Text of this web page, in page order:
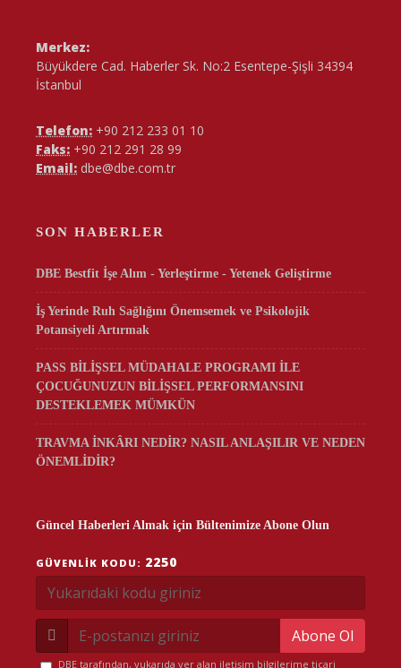
Merkez:
Büyükdere Cad. Haberler Sk. No:2 Esentepe-Şişli 34394
İstanbul
Telefon: +90 212 233 01 10
Faks: +90 212 291 28 99
Email: dbe@dbe.com.tr
SON HABERLER
DBE Bestfit İşe Alım - Yerleştirme - Yetenek Geliştirme
İş Yerinde Ruh Sağlığını Önemsemek ve Psikolojik
Potansiyeli Artırmak
PASS BİLİŞSEL MÜDAHALE PROGRAMI İLE
ÇOCUĞUNUZUN BİLİŞSEL PERFORMANSINI
DESTEKLEMEK MÜMKÜN
TRAVMA İNKÂRI NEDİR? NASIL ANLAŞILIR VE NEDEN
ÖNEMLİDİR?
Güncel Haberleri Almak için Bültenimize Abone Olun
GÜVENLIK KODU: 2250
Abone Ol
DBE tarafından, yukarıda yer alan iletişim bilgilerime ticari